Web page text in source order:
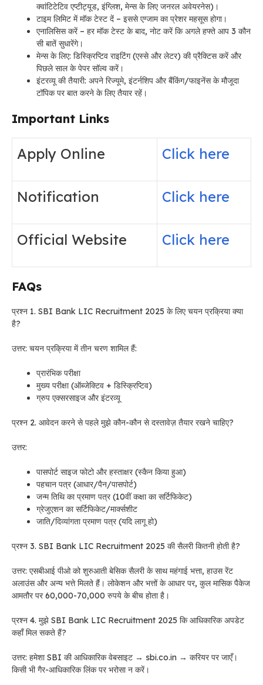
क्वांटिटेटिव एप्टीट्यूड, इंग्लिश, मेन्स के लिए जनरल अवेयरनेस)।
टाइम लिमिट में मॉक टेस्ट दें – इससे एग्जाम का प्रेशर महसूस होगा।
एनालिसिस करें – हर मॉक टेस्ट के बाद, नोट करें कि अगले हफ्ते आप 3 कौन
सी बातें सुधारेंगे।
मेन्स के लिए: डिस्क्रिप्टिव राइटिंग (एस्से और लेटर) की प्रैक्टिस करें और
पिछले साल के पेपर सॉल्व करें।
इंटरव्यू की तैयारी: अपने रिज्यूमे, इंटर्नशिप और बैंकिंग/फाइनेंस के मौजूदा
टॉपिक पर बात करने के लिए तैयार रहें।
Important Links
Apply Online Click here
Notification Click here
Official Website Click here
FAQs
प्रश्न 1. SBI Bank LIC Recruitment 2025 के लिए चयन प्रक्रिया क्या
है?
उत्तर: चयन प्रक्रिया में तीन चरण शामिल हैं:
प्रारंभिक परीक्षा
मुख्य परीक्षा (ऑब्जेक्टिव + डिस्क्रिप्टिव)
ग्रुप एक्सरसाइज और इंटरव्यू
प्रश्न 2. आवेदन करने से पहले मुझे कौन-कौन से दस्तावेज़ तैयार रखने चाहिए?
उत्तर:
पासपोर्ट साइज फोटो और हस्ताक्षर (स्कैन किया हुआ)
पहचान पत्र (आधार/पैन/पासपोर्ट)
जन्म तिथि का प्रमाण पत्र (10वीं कक्षा का सर्टिफिकेट)
ग्रेजुएशन का सर्टिफिकेट/मार्क्सशीट
जाति/दिव्यांगता प्रमाण पत्र (यदि लागू हो)
प्रश्न 3. SBI Bank LIC Recruitment 2025 की सैलरी कितनी होती है?
उत्तर: एसबीआई पीओ को शुरुआती बेसिक सैलरी के साथ महंगाई भत्ता, हाउस रेंट
अलाउंस और अन्य भत्ते मिलते हैं। लोकेशन और भत्तों के आधार पर, कुल मासिक पैकेज
आमतौर पर 60,000-70,000 रुपये के बीच होता है।
प्रश्न 4. मुझे SBI Bank LIC Recruitment 2025 कि आधिकारिक अपडेट
कहाँ मिल सकते हैं?
उत्तर: हमेशा SBI की आधिकारिक वेबसाइट → sbi.co.in → करियर पर जाएँ।
किसी भी गैर-आधिकारिक लिंक पर भरोसा न करें।